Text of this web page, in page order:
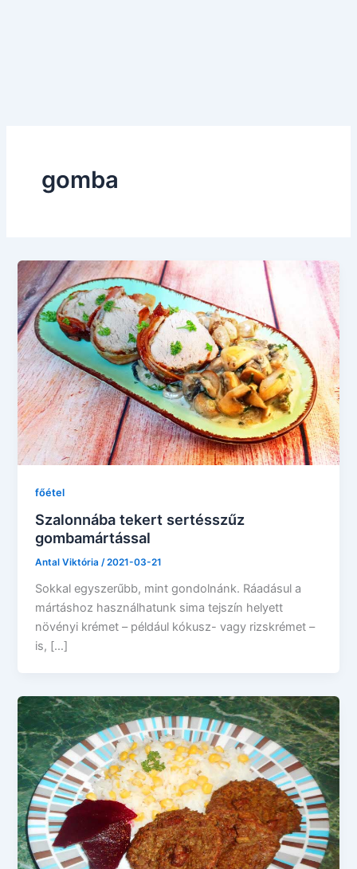
gomba
főétel
Szalonnába tekert sertésszűz
gombamártással
Antal Viktória/2021-03-21
Sokkal egyszerűbb, mint gondolnánk. Ráadásul a
mártáshoz használhatunk sima tejszín helyett
növényi krémet – például kókusz- vagy rizskrémet –
is, […]